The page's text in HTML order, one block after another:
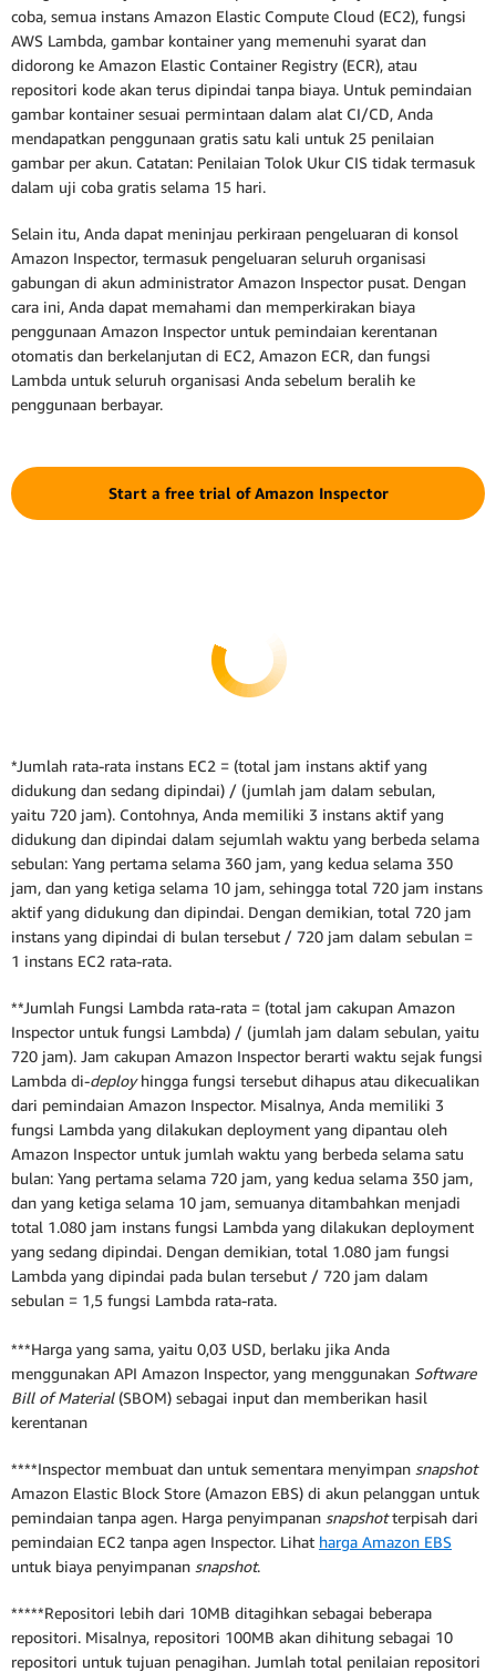
coba, semua instans Amazon Elastic Compute Cloud (EC2), fungsi
AWS Lambda, gambar kontainer yang memenuhi syarat dan
didorong ke Amazon Elastic Container Registry (ECR), atau
repositori kode akan terus dipindai tanpa biaya. Untuk pemindaian
gambar kontainer sesuai permintaan dalam alat CI/CD, Anda
mendapatkan penggunaan gratis satu kali untuk 25 penilaian
gambar per akun. Catatan: Penilaian Tolok Ukur CIS tidak termasuk
dalam uji coba gratis selama 15 hari.
Selain itu, Anda dapat meninjau perkiraan pengeluaran di konsol
Amazon Inspector, termasuk pengeluaran seluruh organisasi
gabungan di akun administrator Amazon Inspector pusat. Dengan
cara ini, Anda dapat memahami dan memperkirakan biaya
penggunaan Amazon Inspector untuk pemindaian kerentanan
otomatis dan berkelanjutan di EC2, Amazon ECR, dan fungsi
Lambda untuk seluruh organisasi Anda sebelum beralih ke
penggunaan berbayar.
Start a free trial of Amazon Inspector
*Jumlah rata-rata instans EC2 = (total jam instans aktif yang
didukung dan sedang dipindai) / (jumlah jam dalam sebulan,
yaitu 720 jam). Contohnya, Anda memiliki 3 instans aktif yang
didukung dan dipindai dalam sejumlah waktu yang berbeda selama
sebulan: Yang pertama selama 360 jam, yang kedua selama 350
jam, dan yang ketiga selama 10 jam, sehingga total 720 jam instans
aktif yang didukung dan dipindai. Dengan demikian, total 720 jam
instans yang dipindai di bulan tersebut / 720 jam dalam sebulan =
1 instans EC2 rata-rata.
**Jumlah Fungsi Lambda rata-rata = (total jam cakupan Amazon
Inspector untuk fungsi Lambda) / (jumlah jam dalam sebulan, yaitu
720 jam). Jam cakupan Amazon Inspector berarti waktu sejak fungsi
Lambda di-deployhingga fungsi tersebut dihapus atau dikecualikan
dari pemindaian Amazon Inspector. Misalnya, Anda memiliki 3
fungsi Lambda yang dilakukan deployment yang dipantau oleh
Amazon Inspector untuk jumlah waktu yang berbeda selama satu
bulan: Yang pertama selama 720 jam, yang kedua selama 350 jam,
dan yang ketiga selama 10 jam, semuanya ditambahkan menjadi
total 1.080 jam instans fungsi Lambda yang dilakukan deployment
yang sedang dipindai. Dengan demikian, total 1.080 jam fungsi
Lambda yang dipindai pada bulan tersebut / 720 jam dalam
sebulan = 1,5 fungsi Lambda rata-rata.
***Harga yang sama, yaitu 0,03 USD, berlaku jika Anda
menggunakan API Amazon Inspector, yang menggunakan Software
Bill of Material(SBOM) sebagai input dan memberikan hasil
kerentanan
****Inspector membuat dan untuk sementara menyimpan snapshot
Amazon Elastic Block Store (Amazon EBS) di akun pelanggan untuk
pemindaian tanpa agen. Harga penyimpanan snapshotterpisah dari
pemindaian EC2 tanpa agen Inspector. Lihat harga Amazon EBS
untuk biaya penyimpanan snapshot.
*****Repositori lebih dari 10MB ditagihkan sebagai beberapa
repositori. Misalnya, repositori 100MB akan dihitung sebagai 10
repositori untuk tujuan penagihan. Jumlah total penilaian repositori